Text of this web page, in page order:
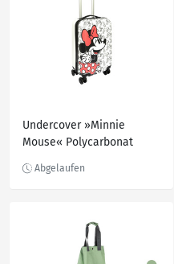
Undercover »Minnie
Mouse« Polycarbonat